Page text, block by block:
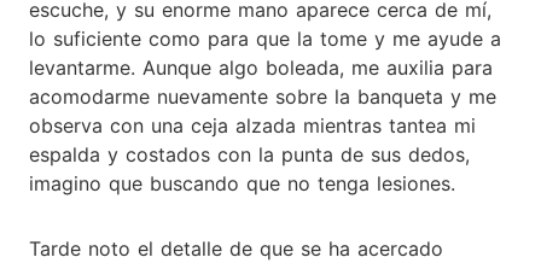
escuche, y su enorme mano aparece cerca de mí,
lo suficiente como para que la tome y me ayude a
levantarme. Aunque algo boleada, me auxilia para
acomodarme nuevamente sobre la banqueta y me
observa con una ceja alzada mientras tantea mi
espalda y costados con la punta de sus dedos,
imagino que buscando que no tenga lesiones.
Tarde noto el detalle de que se ha acercado